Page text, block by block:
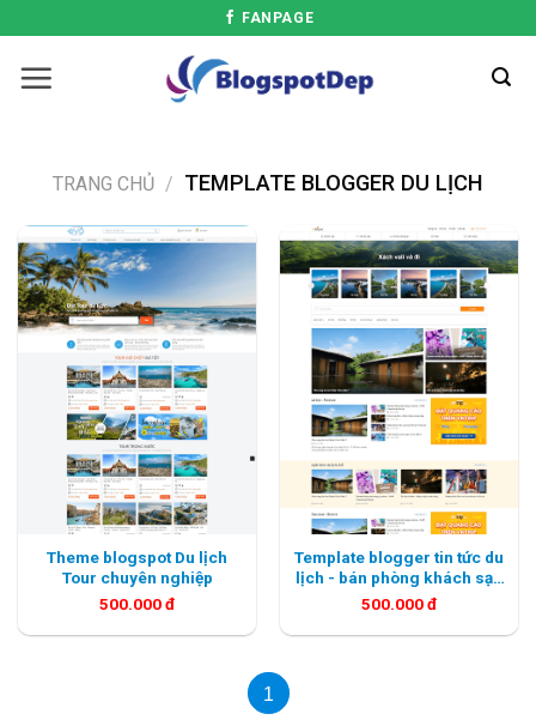
FANPAGE
TRANG CHỦ / TEMPLATE BLOGGER DU LỊCH
Theme blogspot Du lịch
Tour chuyên nghiệp
500.000đ
Template blogger tin tức du
lịch - bán phòng khách sạn
và bán tour
500.000đ
1